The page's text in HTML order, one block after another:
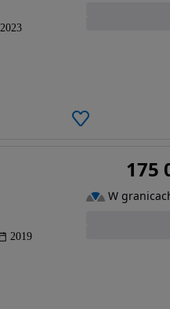
2023
2019
175
W